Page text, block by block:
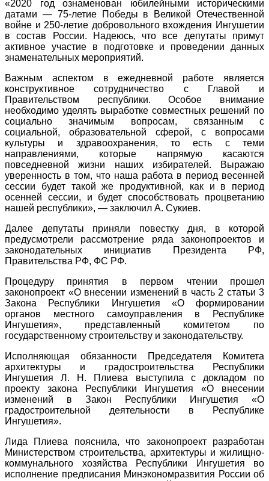
«2020 год ознаменован юбилейными историческими
датами — 75-летие Победы в Великой Отечественной
войне и 250-летие добровольного вхождения Ингушетии
в состав России. Надеюсь, что все депутаты примут
активное участие в подготовке и проведении данных
знаменательных мероприятий.
Важным аспектом в ежедневной работе является
конструктивное сотрудничество с Главой и
Правительством республики. Особое внимание
необходимо уделять выработке совместных решений по
социально значимым вопросам, связанным с
социальной, образовательной сферой, с вопросами
культуры и здравоохранения, то есть с теми
направлениями, которые напрямую касаются
повседневной жизни наших избирателей. Выражаю
уверенность в том, что наша работа в период весенней
сессии будет такой же продуктивной, как и в период
осенней сессии, и будет способствовать процветанию
нашей республики», — заключил А. Сукиев.
Далее депутаты приняли повестку дня, в которой
предусмотрели рассмотрение ряда законопроектов и
законодательных инициатив Президента РФ,
Правительства РФ, ФС РФ.
Процедуру принятия в первом чтении прошел
законопроект «О внесении изменений в часть 2 статьи 3
Закона Республики Ингушетия «О формировании
органов местного самоуправления в Республике
Ингушетия», представленный комитетом по
государственному строительству и законодательству.
Исполняющая обязанности Председателя Комитета
архитектуры и градостроительства Республики
Ингушетия Л. Н. Плиева выступила с докладом по
проекту закона Республики Ингушетия «О внесении
изменений в Закон Республики Ингушетия «О
градостроительной деятельности в Республике
Ингушетия».
Лида Плиева пояснила, что законопроект разработан
Министерством строительства, архитектуры и жилищно-
коммунального хозяйства Республики Ингушетия во
исполнение предписания Минэкономразвития России об